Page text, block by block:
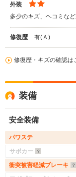
外装
多少のキズ、ヘコミなど
修復歴 有(Ａ)
修復歴・キズの確認は
装備
安全装備
パワステ
サポカー
衝突被害軽減ブレーキ